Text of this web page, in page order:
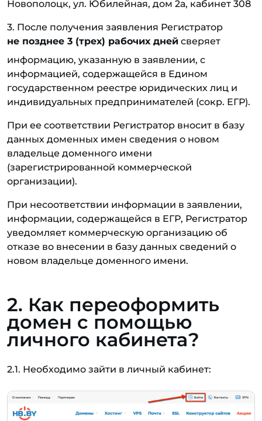
Новополоцк, ул. Юбилейная, дом 2а, кабинет 308
3. После получения заявления Регистратор
не позднее 3 (трех) рабочих дней сверяет
информацию, указанную в заявлении, с
информацией, содержащейся в Едином
государственном реестре юридических лиц и
индивидуальных предпринимателей (сокр. ЕГР).
При ее соответствии Регистратор вносит в базу
данных доменных имен сведения о новом
владельце доменного имени
(зарегистрированной коммерческой
организации).
При несоответствии информации в заявлении,
информации, содержащейся в ЕГР, Регистратор
уведомляет коммерческую организацию об
отказе во внесении в базу данных сведений о
новом владельце доменного имени.
2. Как переоформить
домен с помощью
личного кабинета?
2.1. Необходимо зайти в личный кабинет: